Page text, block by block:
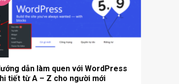
dẫn làm quen với WordPress
tiết từ A – Z cho người mới